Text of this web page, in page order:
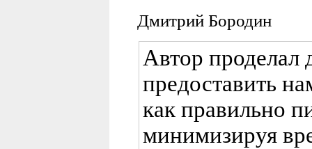
Дмитрий Бородин
Автор проделал
предоставить
как правильно
минимизируя